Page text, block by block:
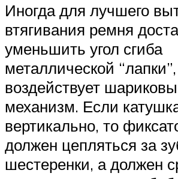
Иногда для лучшего
втягивания ремня
уменьшить угол сгиба
металлической
воздействует
механизм. Если
вертикально, то
должен цепляться за
шестеренки, а должен